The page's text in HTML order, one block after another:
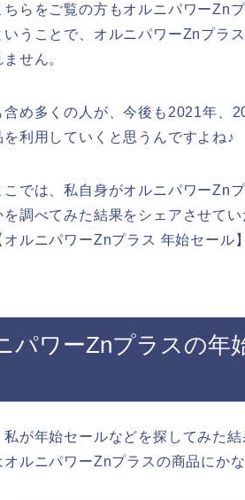
ちらをご覧の方もオルニパワーZn
いうことで、オルニパワーZnプラ
せん。
含め多くの人が、今後も2021年、
を利用していくと思うんですよね♪
こでは、私自身がオルニパワーZn
を調べてみた結果をシェアさせて
オルニパワーZnプラス 年始セール
パワーZnプラスの年
私が年始セールなどを探してみた
オルニパワーZnプラスの商品にか